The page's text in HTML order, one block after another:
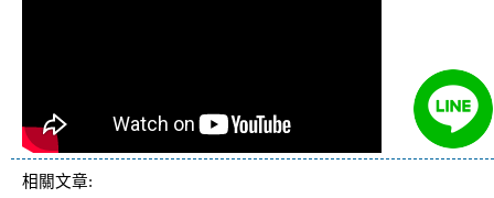
相關文章: